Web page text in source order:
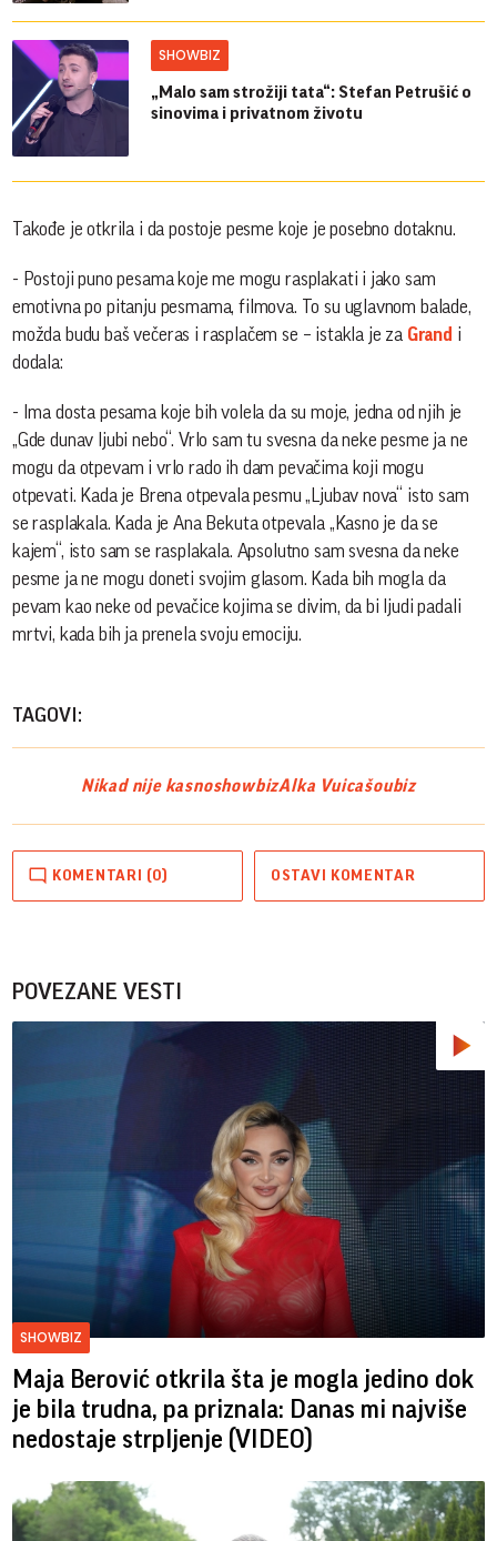
SHOWBIZ
„Malo sam strožiji tata“: Stefan Petrušić o
sinovima i privatnom životu
Takođe je otkrila i da postoje pesme koje je posebno dotaknu.
- Postoji puno pesama koje me mogu rasplakati i jako sam
emotivna po pitanju pesmama, filmova. To su uglavnom balade,
možda budu baš večeras i rasplačem se – istakla je za Grand i
dodala:
- Ima dosta pesama koje bih volela da su moje, jedna od njih je
„Gde dunav ljubi nebo“. Vrlo sam tu svesna da neke pesme ja ne
mogu da otpevam i vrlo rado ih dam pevačima koji mogu
otpevati. Kada je Brena otpevala pesmu „Ljubav nova“ isto sam
se rasplakala. Kada je Ana Bekuta otpevala „Kasno je da se
kajem“, isto sam se rasplakala. Apsolutno sam svesna da neke
pesme ja ne mogu doneti svojim glasom. Kada bih mogla da
pevam kao neke od pevačice kojima se divim, da bi ljudi padali
mrtvi, kada bih ja prenela svoju emociju.
TAGOVI:
Nikad nije kasnoshowbizAlka Vuicašoubiz
KOMENTARI (0) OSTAVI KOMENTAR
POVEZANE VESTI
SHOWBIZ
Maja Berović otkrila šta je mogla jedino dok
je bila trudna, pa priznala: Danas mi najviše
nedostaje strpljenje (VIDEO)